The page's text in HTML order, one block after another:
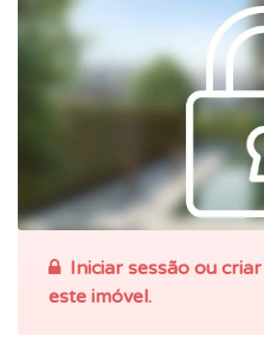
Iniciar sessão ou
este imóvel.